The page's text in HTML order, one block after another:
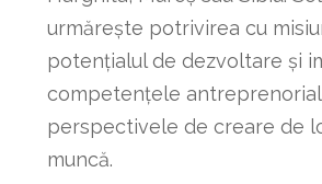
urmărește potrivirea cu
potențialul de dezvoltare și
competențele
perspectivele de creare de
muncă.